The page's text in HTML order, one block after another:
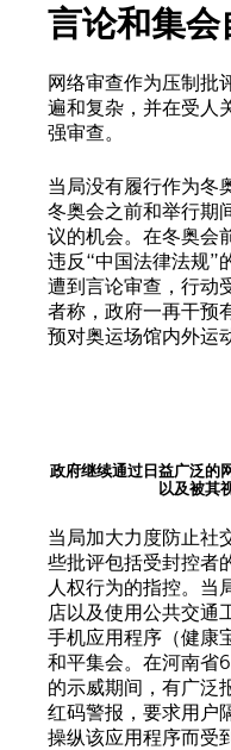
言论和集会
网络审查作为压制批
遍和复杂，并在受人
强审查。
当局没有履行作为冬
冬奥会之前和举行期
议的机会。在冬奥会
违反“中国法律法规”
遭到言论审查，行动
者称，政府一再干预
预对奥运场馆内外运
政府继续通过日益广泛的
以及被其
当局加大力度防止社
些批评包括受封控者
人权行为的指控。当
店以及使用公共交通
手机应用程序（健康
和平集会。在河南省
的示威期间，有广泛
红码警报，要求用户
操纵该应用程序而受